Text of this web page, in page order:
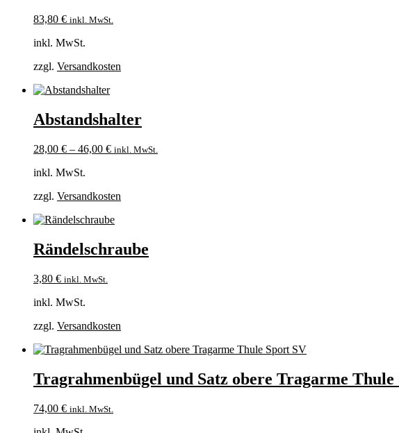
83,80 € inkl. MwSt.
inkl. MwSt.
zzgl. Versandkosten
Abstandshalter
28,00 € – 46,00 € inkl. MwSt.
inkl. MwSt.
zzgl. Versandkosten
Rändelschraube
3,80 € inkl. MwSt.
inkl. MwSt.
zzgl. Versandkosten
Tragrahmenbügel und Satz obere Tragarme Thule
74,00 € inkl. MwSt.